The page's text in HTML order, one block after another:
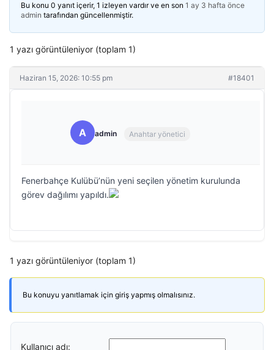
Bu konu 0 yanıt içerir, 1 izleyen vardır ve en son 1 ay 3 hafta önce
admin tarafından güncellenmiştir.
1 yazı görüntüleniyor (toplam 1)
Haziran 15, 2026: 10:55 pm #18401
A admin Anahtar yönetici
Fenerbahçe Kulübü’nün yeni seçilen yönetim kurulunda
görev dağılımı yapıldı.
1 yazı görüntüleniyor (toplam 1)
Bu konuyu yanıtlamak için giriş yapmış olmalısınız.
Kullanıcı adı: